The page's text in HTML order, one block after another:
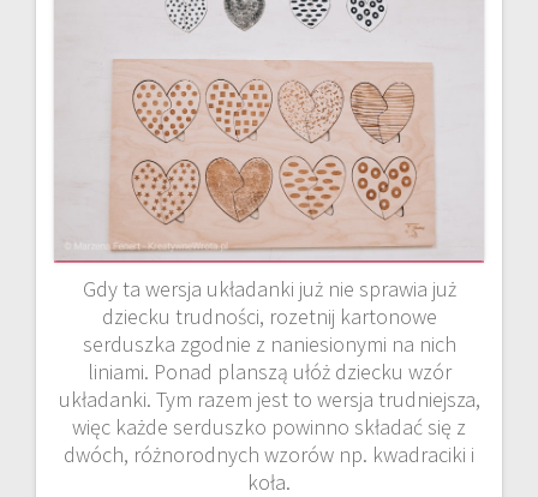
Gdy ta wersja układanki już nie sprawia już
dziecku trudności, rozetnij kartonowe
serduszka zgodnie z naniesionymi na nich
liniami. Ponad planszą ułóż dziecku wzór
układanki. Tym razem jest to wersja trudniejsza,
więc każde serduszko powinno składać się z
dwóch, różnorodnych wzorów np. kwadraciki i
koła.